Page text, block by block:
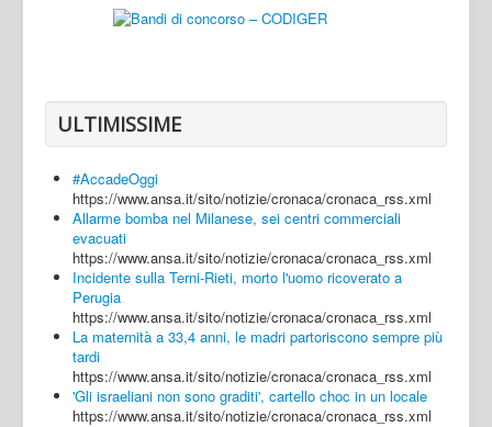
Caserta
Napoli
Salerno
Login
ULTIMISSIME
#AccadeOggi
https://www.ansa.it/sito/notizie/cronaca/cronaca_rss.xml
Allarme bomba nel Milanese, sei centri commerciali
evacuati
https://www.ansa.it/sito/notizie/cronaca/cronaca_rss.xml
Incidente sulla Terni-Rieti, morto l'uomo ricoverato a
Perugia
https://www.ansa.it/sito/notizie/cronaca/cronaca_rss.xml
La maternità a 33,4 anni, le madri partoriscono sempre più
tardi
https://www.ansa.it/sito/notizie/cronaca/cronaca_rss.xml
'Gli israeliani non sono graditi', cartello choc in un locale
https://www.ansa.it/sito/notizie/cronaca/cronaca_rss.xml